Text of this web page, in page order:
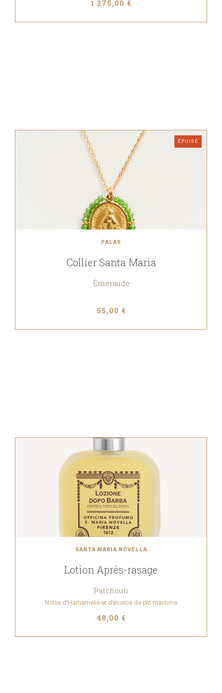
1 275,00 €
ÉPUISÉ
PALAS
Collier Santa Maria
Émeraude
55,00 €
SANTA MARIA NOVELLA
Lotion Après-rasage
Patchouli
Notes d'Hamamélis et d'écorce de pin maritime
48,00 €